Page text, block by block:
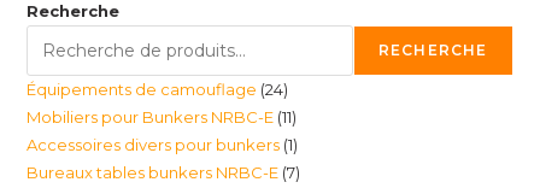
Recherche
RECHERCHE
Équipements de camouflage 2424
produits
Mobiliers pour Bunkers NRBC-E 1111
produits
Accessoires divers pour bunkers 11
produit
Bureaux tables bunkers NRBC-E 77